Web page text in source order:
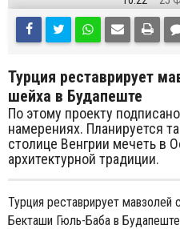
Турция реставрирует
шейха в Будапеште
По этому проекту
намерениях. Планируется
столице Венгрии мечеть в
архитектурной традиции.
Турция реставрирует мавзолей
Бекташи Гюль-Баба в